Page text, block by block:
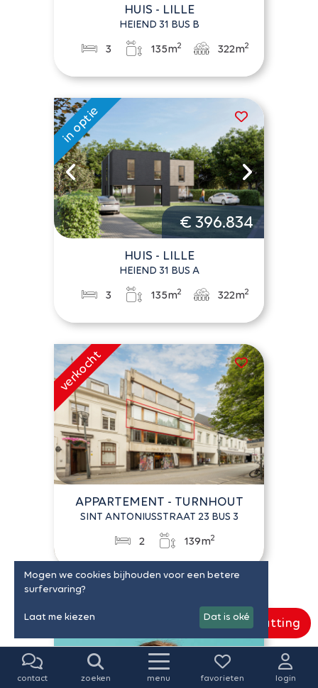
contact zoeken menu favorieten login
HUIS - LILLE
HEIEND 31 BUS B
3 135m2 322m2
€ 396.834
HUIS - LILLE
HEIEND 31 BUS A
3 135m2 322m2
APPARTEMENT - TURNHOUT
SINT ANTONIUSSTRAAT 23 BUS 3
2 139m2
Gratis schatting
Mogen we cookies bijhouden voor een betere
surfervaring?
Laat me kiezen Dat is oké